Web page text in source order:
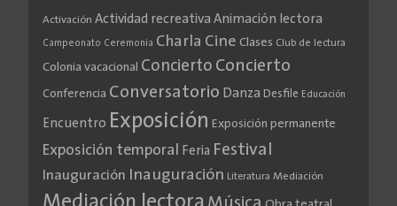
Activación Actividad recreativa Animación lectora
Campeonato Ceremonia Charla Cine Clases Club de lectura
Colonia vacacional Concierto Concierto
Conferencia Conversatorio Danza Desfile Educación
Encuentro Exposición Exposición permanente
Exposición temporal Feria Festival
Inauguración Inauguración Literatura Mediación